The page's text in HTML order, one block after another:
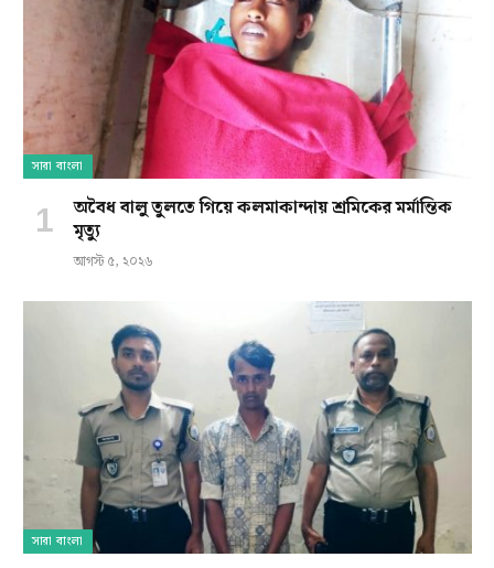
সারা বাংলা
অবৈধ বালু তুলতে গিয়ে কলমাকান্দায় শ্রমিকের মর্মান্তিক
মৃত্যু
আগস্ট ৫, ২০২৬
সারা বাংলা